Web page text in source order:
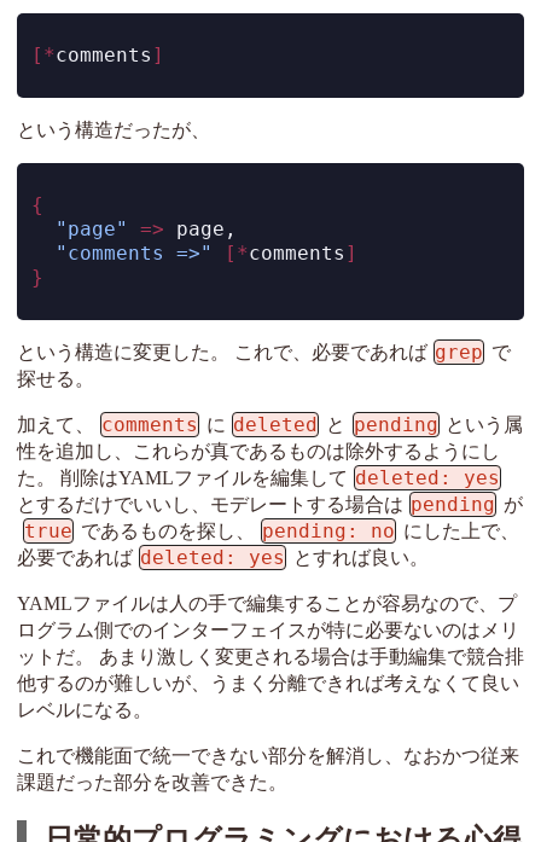
[*comments ]
という構造だったが、
{
"page"
=> page,
"comments =>"
[*comments ]
}
という構造に変更した。 これで、必要であれば grep で
探せる。
加えて、 comments に deleted と pending という属
性を追加し、これらが真であるものは除外するようにし
た。 削除はYAMLファイルを編集して deleted: yes
とするだけでいいし、モデレートする場合は pending が
true であるものを探し、 pending: no にした上で、
必要であれば deleted: yes とすれば良い。
YAMLファイルは人の手で編集することが容易なので、プ
ログラム側でのインターフェイスが特に必要ないのはメリ
ットだ。 あまり激しく変更される場合は手動編集で競合排
他するのが難しいが、うまく分離できれば考えなくて良い
レベルになる。
これで機能面で統一できない部分を解消し、なおかつ従来
課題だった部分を改善できた。